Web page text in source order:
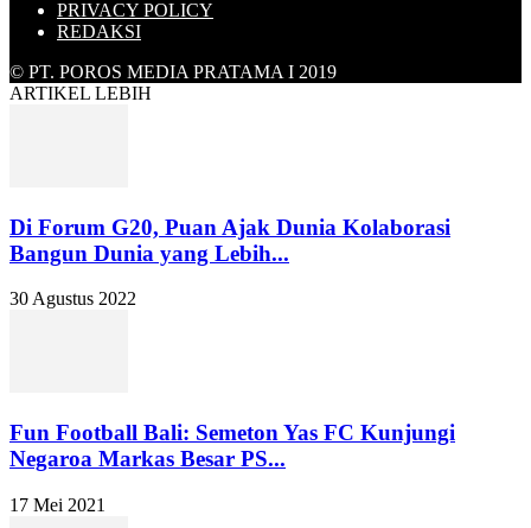
PRIVACY POLICY
REDAKSI
© PT. POROS MEDIA PRATAMA I 2019
ARTIKEL LEBIH
Di Forum G20, Puan Ajak Dunia Kolaborasi
Bangun Dunia yang Lebih...
30 Agustus 2022
Fun Football Bali: Semeton Yas FC Kunjungi
Negaroa Markas Besar PS...
17 Mei 2021